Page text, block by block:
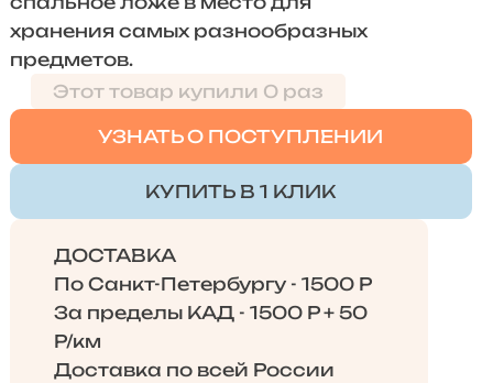
хранения самых разнообразных
предметов.
Этот товар купили 0 раз
УЗНАТЬ О ПОСТУПЛЕНИИ
КУПИТЬ В 1 КЛИК
ДОСТАВКА
По Санкт-Петербургу - 1500 Р
За пределы КАД - 1500 Р + 50
Р/км
Доставка по всей России